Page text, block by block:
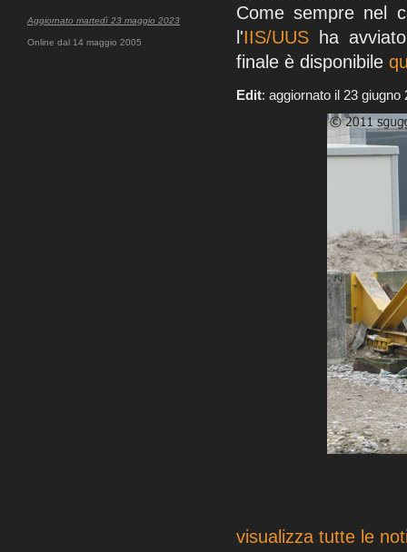
Aggiornato martedì 23 maggio 2023
Online dal 14 maggio 2005
Come sempre nel
l'IIS/UUS ha
finale è disponibile
Edit: aggiornato il 23 giugno
visualizza tutte le